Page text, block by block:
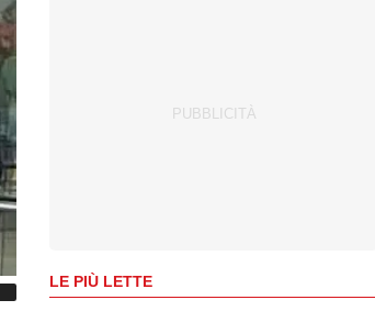
LE PIÙ LETTE